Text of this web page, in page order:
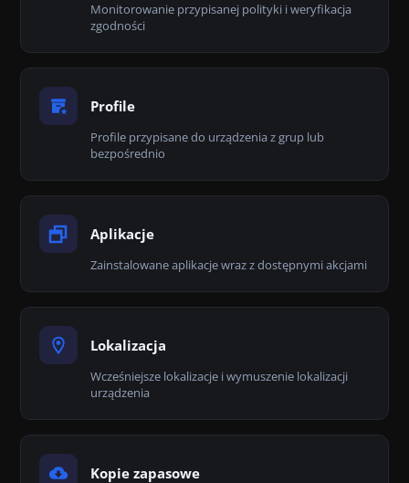
Monitorowanie przypisanej polityki i weryfikacja
zgodności
Profile
Profile przypisane do urządzenia z grup lub
bezpośrednio
Aplikacje
Zainstalowane aplikacje wraz z dostępnymi akcjami
Lokalizacja
Wcześniejsze lokalizacje i wymuszenie lokalizacji
urządzenia
Kopie zapasowe